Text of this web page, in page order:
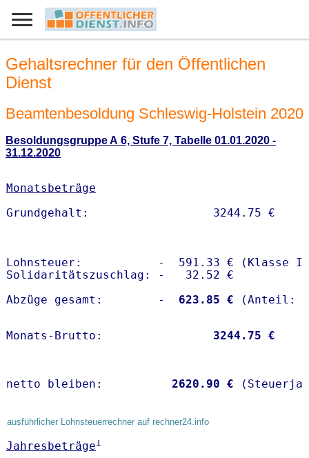
Gehaltsrechner für den Öffentlichen
Dienst
Beamtenbesoldung Schleswig-Holstein 2020
Besoldungsgruppe A 6, Stufe 7, Tabelle 01.01.2020 -
31.12.2020
Monatsbeträge
Lohnsteuer:           -  591.33 € (Klasse I)
Solidaritätszuschlag: -   32.52 €
Abzüge gesamt:        -
  623.85 €
Monats-Brutto: 3244.75 €
netto bleiben: 2620.90 €
ausführlicher Lohnsteuerrechner auf rechner24.info
Jahresbeträge1